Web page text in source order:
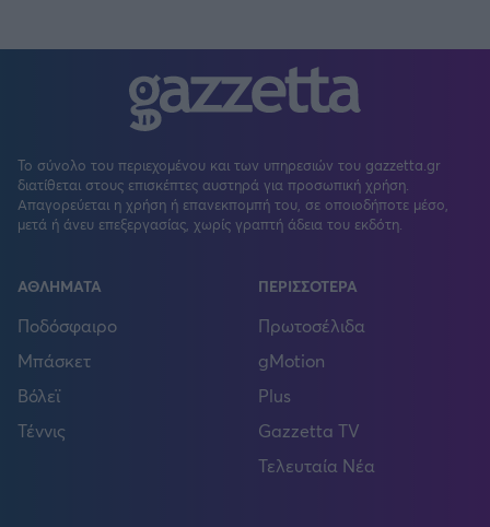
Το σύνολο του περιεχομένου και των υπηρεσιών του gazzetta.gr
διατίθεται στους επισκέπτες αυστηρά για προσωπική χρήση.
Απαγορεύεται η χρήση ή επανεκπομπή του, σε οποιοδήποτε μέσο,
μετά ή άνευ επεξεργασίας, χωρίς γραπτή άδεια του εκδότη.
ΑΘΛΗΜΑΤΑ
Ποδόσφαιρο
Μπάσκετ
Βόλεϊ
Τέννις
ΠΕΡΙΣΣΟΤΕΡΑ
Πρωτοσέλιδα
gMotion
Plus
Gazzetta TV
Τελευταία Νέα